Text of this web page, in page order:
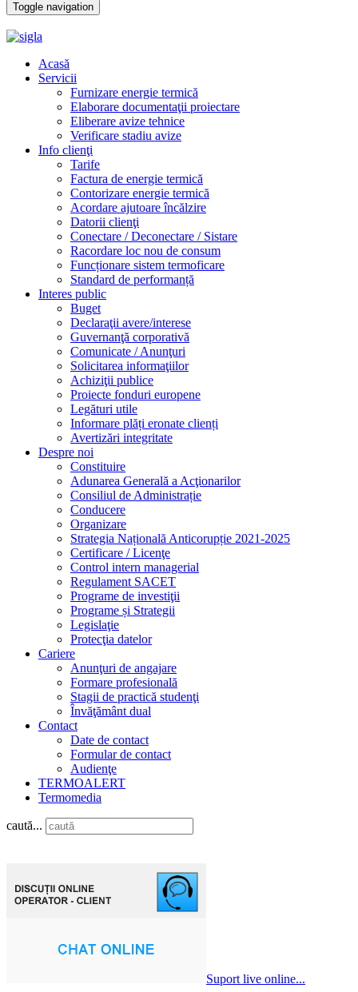
Toggle navigation
Acasă
Servicii
Furnizare energie termică
Elaborare documentaţii proiectare
Eliberare avize tehnice
Verificare stadiu avize
Info clienţi
Tarife
Factura de energie termică
Contorizare energie termică
Acordare ajutoare încălzire
Datorii clienţi
Conectare / Deconectare / Sistare
Racordare loc nou de consum
Funcționare sistem termoficare
Standard de performanță
Interes public
Buget
Declaraţii avere/interese
Guvernanţă corporativă
Comunicate / Anunţuri
Solicitarea informaţiilor
Achiziţii publice
Proiecte fonduri europene
Legături utile
Informare plăți eronate clienți
Avertizări integritate
Despre noi
Constituire
Adunarea Generală a Acţionarilor
Consiliul de Administrație
Conducere
Organizare
Strategia Națională Anticorupție 2021-2025
Certificare / Licenţe
Control intern managerial
Regulament SACET
Programe de investiţii
Programe și Strategii
Legislaţie
Protecţia datelor
Cariere
Anunţuri de angajare
Formare profesională
Stagii de practică studenţi
Învăţământ dual
Contact
Date de contact
Formular de contact
Audienţe
TERMOALERT
Termomedia
caută...
Suport live online...